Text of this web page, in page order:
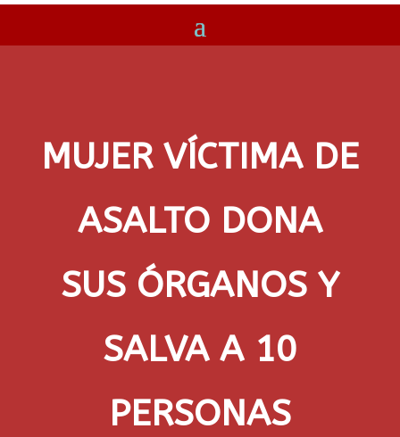
MUJER VÍCTIMA DE
ASALTO DONA
SUS ÓRGANOS Y
SALVA A 10
PERSONAS